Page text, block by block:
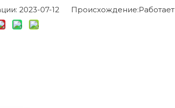
2023-07-12 Происхождение:Работает